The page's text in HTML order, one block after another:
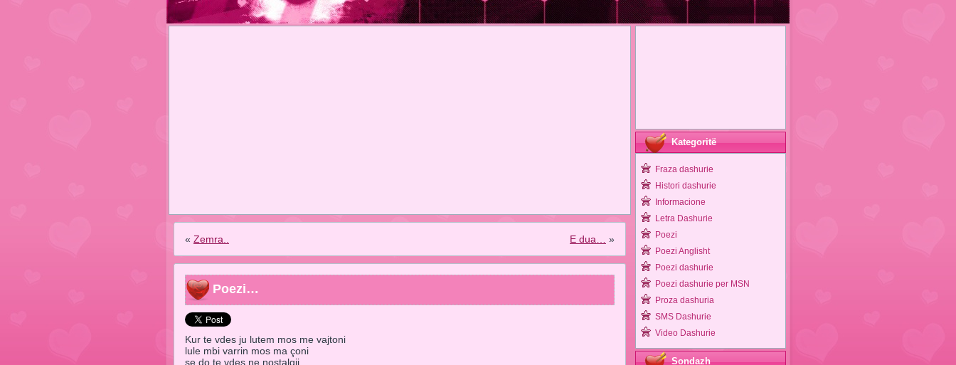
« Zemra.. E dua… »
Poezi…
Kur te vdes ju lutem mos me vajtoni
lule mbi varrin mos ma çoni
se do te vdes ne nostalgji
Kategoritë
Fraza dashurie
Histori dashurie
Informacione
Letra Dashurie
Poezi
Poezi Anglisht
Poezi dashurie
Poezi dashurie per MSN
Proza dashuria
SMS Dashurie
Video Dashurie
Sondazh